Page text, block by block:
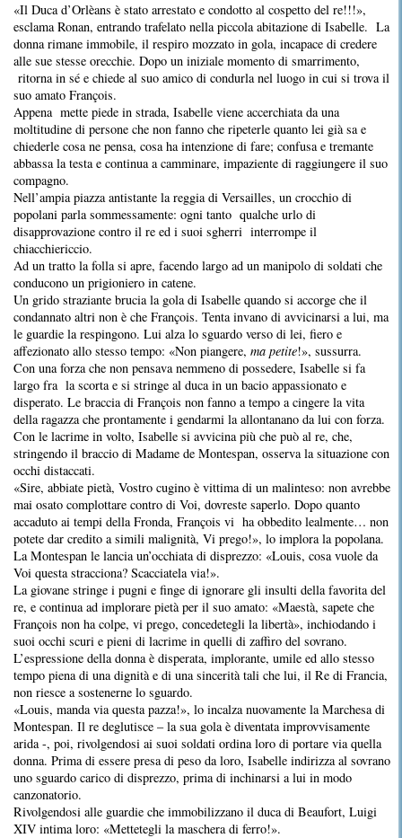
«Il Duca d’Orlèans è stato arrestato e condotto al cospetto del re!!!»,
esclama Ronan, entrando trafelato nella piccola abitazione di Isabelle. La
donna rimane immobile, il respiro mozzato in gola, incapace di credere
alle sue stesse orecchie. Dopo un iniziale momento di smarrimento,
ritorna in sé e chiede al suo amico di condurla nel luogo in cui si trova il
suo amato François.
Appena mette piede in strada, Isabelle viene accerchiata da una
moltitudine di persone che non fanno che ripeterle quanto lei già sa e
chiederle cosa ne pensa, cosa ha intenzione di fare; confusa e tremante
abbassa la testa e continua a camminare, impaziente di raggiungere il suo
compagno.
Nell’ampia piazza antistante la reggia di Versailles, un crocchio di
popolani parla sommessamente: ogni tanto qualche urlo di
disapprovazione contro il re ed i suoi sgherri interrompe il
chiacchiericcio.
Ad un tratto la folla si apre, facendo largo ad un manipolo di soldati che
conducono un prigioniero in catene.
Un grido straziante brucia la gola di Isabelle quando si accorge che il
condannato altri non è che François. Tenta invano di avvicinarsi a lui, ma
le guardie la respingono. Lui alza lo sguardo verso di lei, fiero e
affezionato allo stesso tempo: «Non piangere, ma petite!», sussurra.
Con una forza che non pensava nemmeno di possedere, Isabelle si fa
largo fra la scorta e si stringe al duca in un bacio appassionato e
disperato. Le braccia di François non fanno a tempo a cingere la vita
della ragazza che prontamente i gendarmi la allontanano da lui con forza.
Con le lacrime in volto, Isabelle si avvicina più che può al re, che,
stringendo il braccio di Madame de Montespan, osserva la situazione con
occhi distaccati.
«Sire, abbiate pietà, Vostro cugino è vittima di un malinteso: non avrebbe
mai osato complottare contro di Voi, dovreste saperlo. Dopo quanto
accaduto ai tempi della Fronda, François vi ha obbedito lealmente… non
potete dar credito a simili malignità, Vi prego!», lo implora la popolana.
La Montespan le lancia un’occhiata di disprezzo: «Louis, cosa vuole da
Voi questa stracciona? Scacciatela via!».
La giovane stringe i pugni e finge di ignorare gli insulti della favorita del
re, e continua ad implorare pietà per il suo amato: «Maestà, sapete che
François non ha colpe, vi prego, concedetegli la libertà», inchiodando i
suoi occhi scuri e pieni di lacrime in quelli di zaffiro del sovrano.
L’espressione della donna è disperata, implorante, umile ed allo stesso
tempo piena di una dignità e di una sincerità tali che lui, il Re di Francia,
non riesce a sostenerne lo sguardo.
«Louis, manda via questa pazza!», lo incalza nuovamente la Marchesa di
Montespan. Il re deglutisce – la sua gola è diventata improvvisamente
arida -, poi, rivolgendosi ai suoi soldati ordina loro di portare via quella
donna. Prima di essere presa di peso da loro, Isabelle indirizza al sovrano
uno sguardo carico di disprezzo, prima di inchinarsi a lui in modo
canzonatorio.
Rivolgendosi alle guardie che immobilizzano il duca di Beaufort, Luigi
XIV intima loro: «Mettetegli la maschera di ferro!».